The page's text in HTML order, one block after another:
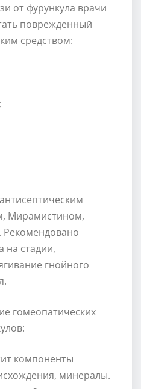
от фурункула врачи
поврежденный
средством:
Мирамистином,
на стадии,
гнойного
гомеопатических
компоненты
минералы.